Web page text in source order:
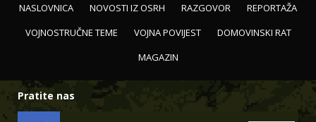
NASLOVNICA NOVOSTI IZ OSRH RAZGOVOR
REPORTAŽA
VOJNOSTRUČNE TEME
VOJNA POVIJEST
DOMOVINSKI RAT
MAGAZIN
Pratite nas